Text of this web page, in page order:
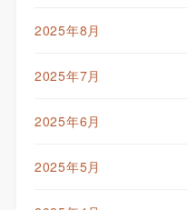
2025年8月
2025年7月
2025年6月
2025年5月